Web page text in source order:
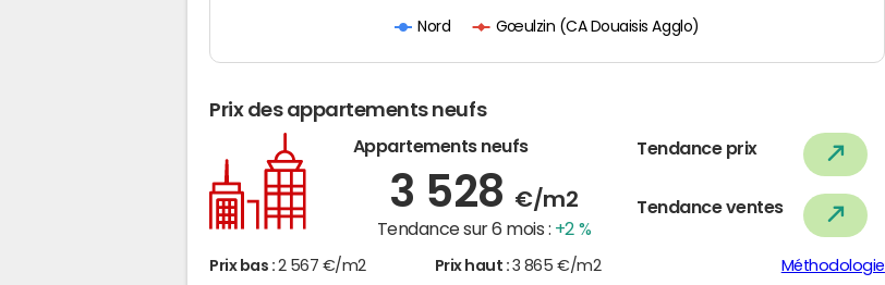
Nord Gœulzin (CA Douaisis Agglo)
Prix des appartements neufs
Appartements neufs
3 528 €/m2
Tendance sur 6 mois : +2 %
Tendance prix
Tendance ventes
Prix bas : 2 567 €/m2 Prix haut : 3 865 €/m2 Méthodologie